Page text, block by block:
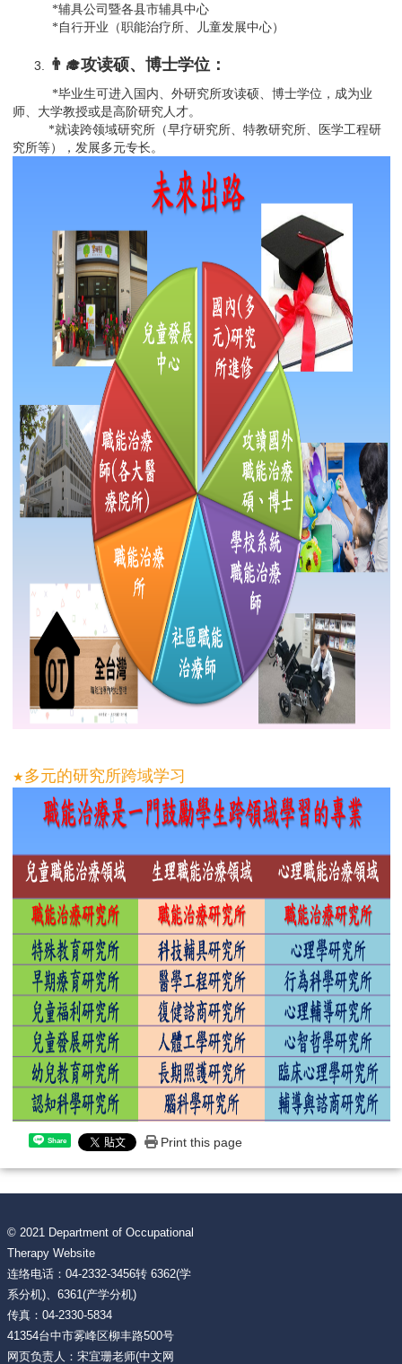
*辅具公司暨各县市辅具中心
*自行开业（职能治疗所、儿童发展中心）
👨‍🎓攻读硕、博士学位：
*毕业生可进入国内、外研究所攻读硕、博士学位，成为业
师、大学教授或是高阶研究人才。
*就读跨领域研究所（早疗研究所、特教研究所、医学工程研
究所等），发展多元专长。
★多元的研究所跨域学习
Share Print this page
© 2021 Department of Occupational
Therapy Website
连络电话：04-2332-3456转 6362(学
系分机)、6361(产学分机)
传真：04-2330-5834
41354台中市雾峰区柳丰路500号
网页负责人：宋宜珊老师(中文网